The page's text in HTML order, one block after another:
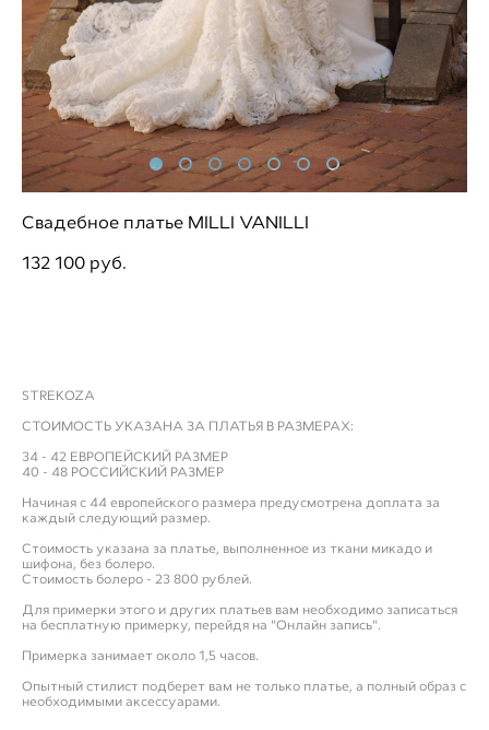
Свадебное платье MILLI VANILLI
132 100 pуб.
STREKOZA
СТОИМОСТЬ УКАЗАНА ЗА ПЛАТЬЯ В РАЗМЕРАХ:
34 - 42 ЕВРОПЕЙСКИЙ РАЗМЕР
40 - 48 РОССИЙСКИЙ РАЗМЕР
Начиная с 44 европейского размера предусмотрена доплата за
каждый следующий размер.
Стоимость указана за платье, выполненное из ткани микадо и
шифона, без болеро.
Стоимость болеро - 23 800 рублей.
Для примерки этого и других платьев вам необходимо записаться
на бесплатную примерку, перейдя на "Онлайн запись".
Примерка занимает около 1,5 часов.
Опытный стилист подберет вам не только платье, а полный образ с
необходимыми аксессуарами.